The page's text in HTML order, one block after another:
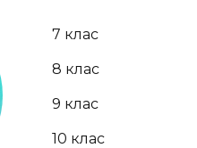
7 клас
8 клас
9 клас
10 клас